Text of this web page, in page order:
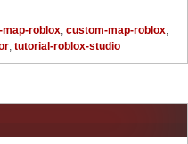
map-roblox, custom-map-roblox,
, tutorial-roblox-studio